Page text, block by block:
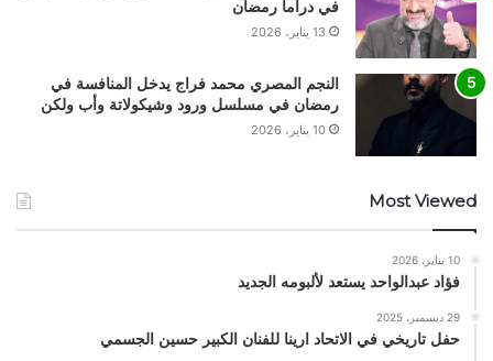
في دراما رمضان
13 يناير، 2026
النجم المصري محمد فراج يدخل المنافسة في
رمضان في مسلسل ورود وشيكولاتة وأب ولكن
10 يناير، 2026
Most Viewed
10 يناير، 2026
فؤاد عبدالواحد يستعد لألبومه الجديد
29 ديسمبر، 2025
حفل تاريخي في الاتحاد ارينا للفنان الكبير حسين الجسمي